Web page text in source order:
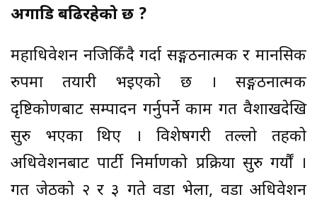
अगाडि बढिरहेको छ ?
महाधिवेशन नजिकिँदै गर्दा सङ्गठनात्मक र मानसिक
रुपमा तयारी भइएको छ । सङ्गठनात्मक
दृष्टिकोणबाट सम्पादन गर्नुपर्ने काम गत वैशाखदेखि
सुरु भएका थिए । विशेषगरी तल्लो तहको
अधिवेशनबाट पार्टी निर्माणको प्रक्रिया सुरु गर्यौं ।
गत जेठको २ र ३ गते वडा भेला, वडा अधिवेशन